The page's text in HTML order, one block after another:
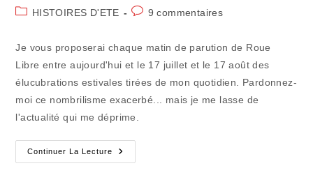
de
publiée :
PostHISTOIRES D'ETE
Commentaires
9 commentaires
Je vous proposerai chaque matin de parution de Roue
Libre entre aujourd'hui et le 17 juillet et le 17 août des
élucubrations estivales tirées de mon quotidien. Pardonnez-
moi ce nombrilisme exacerbé... mais je me lasse de
l'actualité qui me déprime.
Continuer La Lecture
Eté
Ou